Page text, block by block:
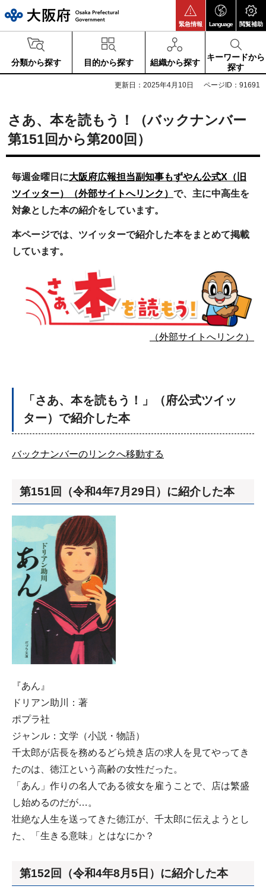
緊急情報 Language 閲覧補助
分類から探す 目的から探す 組織から探す
キーワードから
探す
更新日：2025年4月10日 ページID：91691
さあ、本を読もう！（バックナンバー
第151回から第200回）
毎週金曜日に大阪府広報担当副知事もずやん公式X（旧
ツイッター）（外部サイトへリンク） で、主に中高生を
対象とした本の紹介をしています。
本ページでは、ツイッターで紹介した本をまとめて掲載
しています。
（外部サイトへリンク）
「さあ、本を読もう！」（府公式ツイッ
ター）で紹介した本
バックナンバーのリンクへ移動する
第151回（令和4年7月29日）に紹介した本
『あん』
ドリアン助川：著
ポプラ社
ジャンル：文学（小説・物語）
千太郎が店長を務めるどら焼き店の求人を見てやってき
たのは、徳江という高齢の女性だった。
「あん」作りの名人である彼女を雇うことで、店は繁盛
し始めるのだが…。
壮絶な人生を送ってきた徳江が、千太郎に伝えようとし
た、「生きる意味」とはなにか？
第152回（令和4年8月5日）に紹介した本